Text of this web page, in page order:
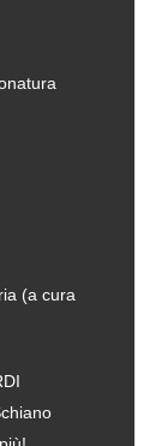
(a cura